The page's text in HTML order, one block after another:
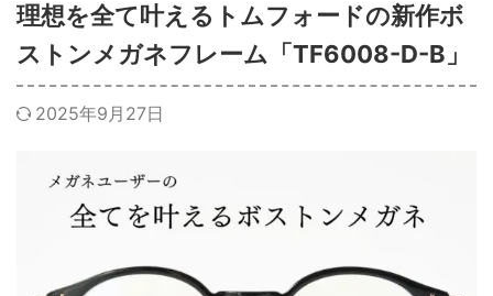
理想を全て叶えるトムフォードの新作ボ
ストンメガネフレーム「TF6008-D-B」
2025年9月27日